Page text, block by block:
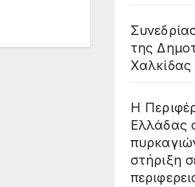
της
Η
Ελλάδας
στήριξη